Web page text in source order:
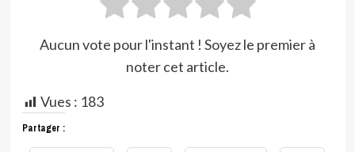
Aucun vote pour l'instant ! Soyez le premier à
noter cet article.
Vues : 183
Partager :